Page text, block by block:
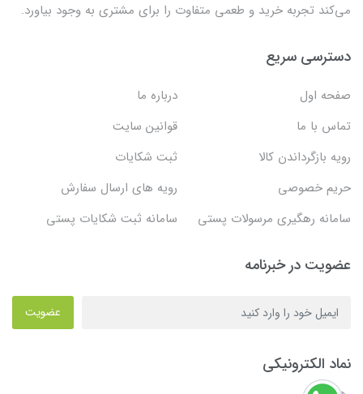
می‌کند تجربه خرید و طعمی متفاوت را برای مشتری به وجود بیاورد.
دسترسی سریع
صفحه اول
درباره ما
تماس با ما
قوانین سایت
رویه بازگرداندن کالا
ثبت شکایات
حریم خصوصی
رویه های ارسال سفارش
سامانه رهگیری مرسولات پستی
سامانه ثبت شکایات پستی
عضویت در خبرنامه
عضویت
نماد الکترونیکی